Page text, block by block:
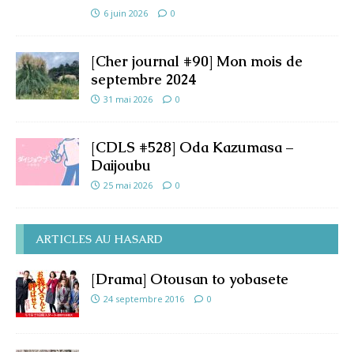
6 juin 2026 0
[Cher journal #90] Mon mois de
septembre 2024
31 mai 2026 0
[CDLS #528] Oda Kazumasa –
Daijoubu
25 mai 2026 0
ARTICLES AU HASARD
[Drama] Otousan to yobasete
24 septembre 2016 0